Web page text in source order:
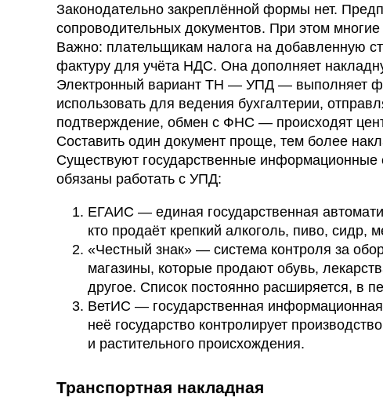
Законодательно закреплённой формы нет.
сопроводительных документов. При этом
Важно: плательщикам налога на добавленную
фактуру для учёта НДС. Она дополняет
Электронный вариант ТН — УПД — выполняет
использовать для ведения бухгалтерии,
подтверждение, обмен с ФНС — происходят
Составить один документ проще, тем более
Существуют государственные информационные
обязаны работать с УПД:
ЕГАИС — единая государственная
кто продаёт крепкий алкоголь, пиво, сидр,
«Честный знак» — система контроля за
магазины, которые продают обувь,
другое. Список постоянно расширяется, в
ВетИС — государственная информационная
неё государство контролирует
и растительного происхождения.
Транспортная накладная